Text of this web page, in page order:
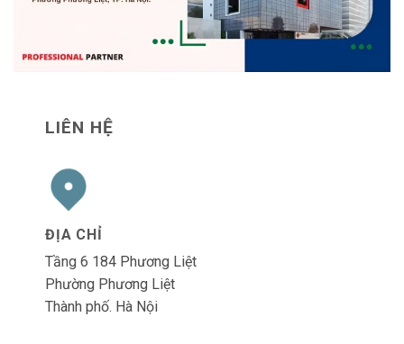
LIÊN HỆ
ĐỊA CHỈ
Tầng 6 184 Phương Liệt
Phường Phương Liệt
Thành phố. Hà Nội